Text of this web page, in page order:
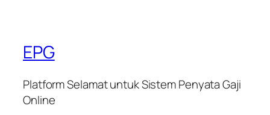
EPG
Platform Selamat untuk Sistem Penyata Gaji
Online